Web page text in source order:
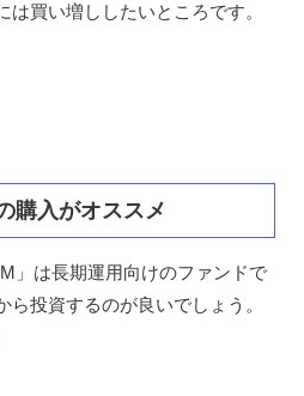
買い増ししたいところです。
購入がオススメ
」は長期運用向けのファンドで
投資するのが良いでしょう。